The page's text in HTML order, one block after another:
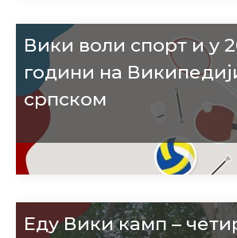
Вики воли спорт и у
години на
српском
Еду Вики камп –